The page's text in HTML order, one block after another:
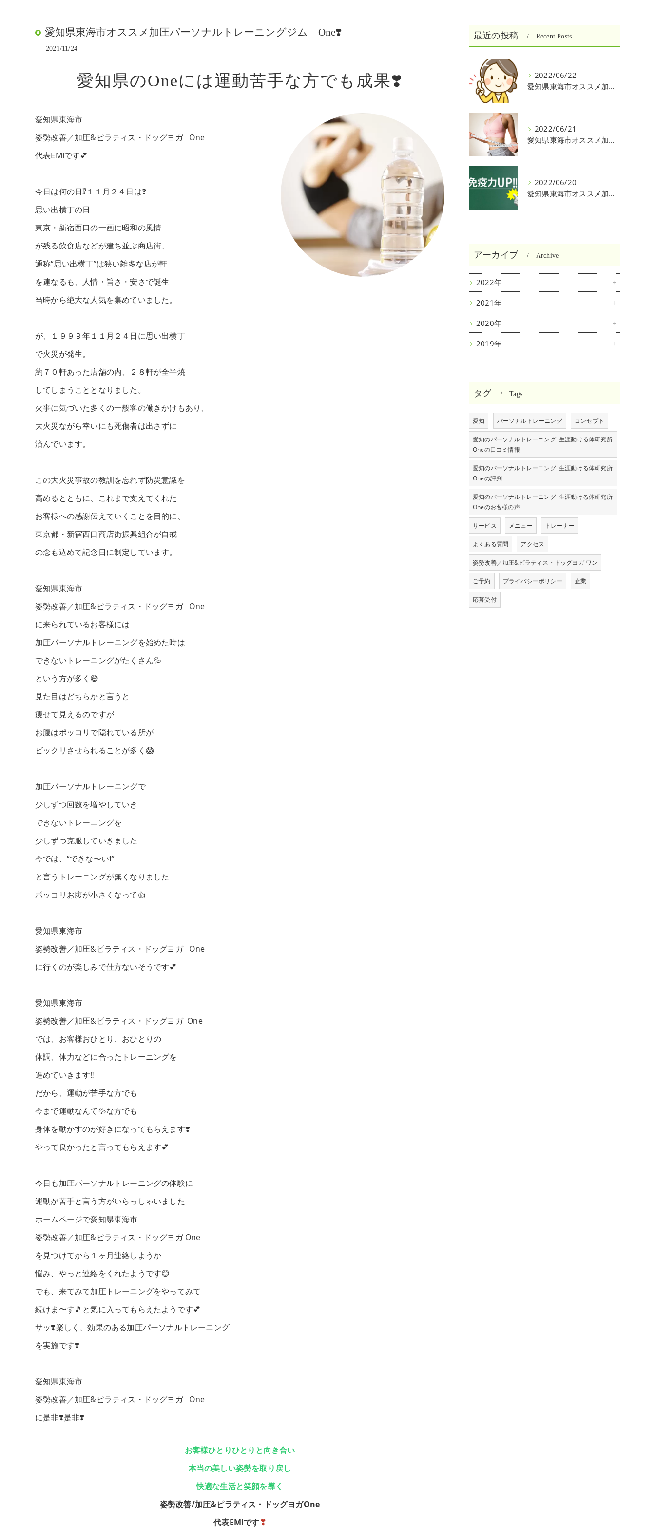
愛知県東海市オススメ加圧パーソナルトレーニングジム One❣️
2021/11/24
愛知県のOneには運動苦手な方でも成果❣️
愛知県東海市
姿勢改善／加圧&ピラティス・ドッグヨガ One
代表EMIです💕
今日は何の日⁉️１１月２４日は❓
思い出横丁の日
東京・新宿西口の一画に昭和の風情
が残る飲食店などが建ち並ぶ商店街、
通称“思い出横丁”は狭い雑多な店が軒
を連なるも、人情・旨さ・安さで誕生
当時から絶大な人気を集めていました。
が、１９９９年１１月２４日に思い出横丁
で火災が発生。
約７０軒あった店舗の内、２８軒が全半焼
してしまうこととなりました。
火事に気づいた多くの一般客の働きかけもあり、
大火災ながら幸いにも死傷者は出さずに
済んでいます。
この大火災事故の教訓を忘れず防災意識を
高めるとともに、これまで支えてくれた
お客様への感謝伝えていくことを目的に、
東京都・新宿西口商店街振興組合が自戒
の念も込めて記念日に制定しています。
愛知県東海市
姿勢改善／加圧&ピラティス・ドッグヨガ One
に来られているお客様には
加圧パーソナルトレーニングを始めた時は
できないトレーニングがたくさん💦
という方が多く😅
見た目はどちらかと言うと
痩せて見えるのですが
お腹はポッコリで隠れている所が
ビックリさせられることが多く😱
加圧パーソナルトレーニングで
少しずつ回数を増やしていき
できないトレーニングを
少しずつ克服していきました
今では、“できな〜い❗️”
と言うトレーニングが無くなりました
ポッコリお腹が小さくなって👍
愛知県東海市
姿勢改善／加圧&ピラティス・ドッグヨガ One
に行くのが楽しみで仕方ないそうです💕
愛知県東海市
姿勢改善／加圧&ピラティス・ドッグヨガ One
では、お客様おひとり、おひとりの
体調、体力などに合ったトレーニングを
進めていきます‼️
だから、運動が苦手な方でも
今まで運動なんて💦な方でも
身体を動かすのが好きになってもらえます❣️
やって良かったと言ってもらえます💕
今日も加圧パーソナルトレーニングの体験に
運動が苦手と言う方がいらっしゃいました
ホームページで愛知県東海市
姿勢改善／加圧&ピラティス・ドッグヨガ One
を見つけてから１ヶ月連絡しようか
悩み、やっと連絡をくれたようです😊
でも、来てみて加圧トレーニングをやってみて
続けま〜す🎵と気に入ってもらえたようです💕
サッ❣️楽しく、効果のある加圧パーソナルトレーニング
を実施です❣️
愛知県東海市
姿勢改善／加圧&ピラティス・ドッグヨガ One
に是非❣️是非❣️
お客様ひとりひとりと向き合い
本当の美しい姿勢を取り戻し
快適な生活と笑顔を導く
姿勢改善/加圧&ピラティス・ドッグヨガOne
代表EMIです❣
最近の投稿 Recent Posts
2022/06/22
愛知県東海市オススメ加圧パーソナルトレーニングジム One❣️
2022/06/21
愛知県東海市オススメ加圧パーソナルトレーニングジム One❣️
2022/06/20
愛知県東海市オススメ加圧パーソナルトレーニングジム One❣️
アーカイブ Archive
2022年
2021年
2020年
2019年
タグ Tags
愛知 パーソナルトレーニング コンセプト
愛知のパーソナルトレーニング･生涯動ける体研究所
Oneの口コミ情報
愛知のパーソナルトレーニング･生涯動ける体研究所
Oneの評判
愛知のパーソナルトレーニング･生涯動ける体研究所
Oneのお客様の声
サービス メニュー トレーナー
よくある質問 アクセス
姿勢改善／加圧&ピラティス・ドッグヨガ ワン
ご予約 プライバシーポリシー 企業
応募受付